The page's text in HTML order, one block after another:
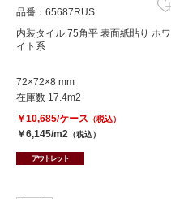
品番：65687RUS
内装タイル 75角平 表面紙貼り ホワ
イト系
72×72×8 mm
在庫数 17.4m2
￥10,685/ケース （税込）
￥6,145/m2 （税込）
アウトレット